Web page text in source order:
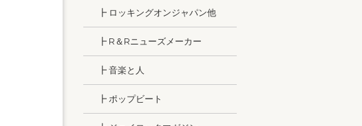
┣ ロッキングオンジャパン他
┣ R＆Rニューズメーカー
┣ 音楽と人
┣ ポップビート